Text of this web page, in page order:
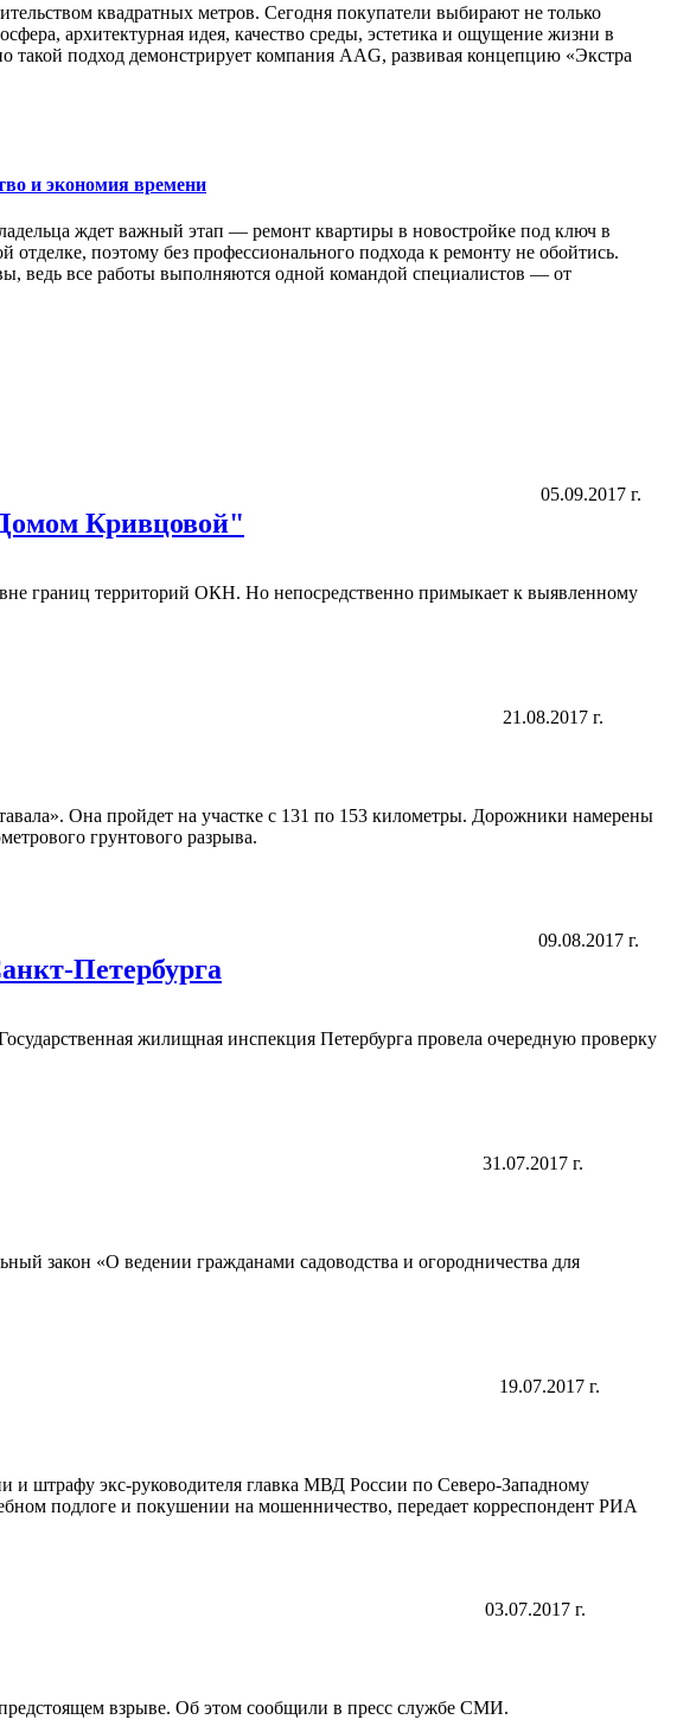
квадратных метров. Сегодня покупатели выбирают не только
архитектурная идея, качество среды, эстетика и ощущение жизни в
такой подход демонстрирует компания AAG, развивая концепцию «Экстра
и экономия времени
ждет важный этап — ремонт квартиры в новостройке под ключ в
поэтому без профессионального подхода к ремонту не обойтись.
ведь все работы выполняются одной командой специалистов — от
Кривцовой"
05.09.2017 г.
границ территорий ОКН. Но непосредственно примыкает к выявленному
21.08.2017 г.
Она пройдет на участке с 131 по 153 километры. Дорожники намерены
грунтового разрыва.
Петербурга
09.08.2017 г.
жилищная инспекция Петербурга провела очередную проверку
31.07.2017 г.
закон «О ведении гражданами садоводства и огородничества для
19.07.2017 г.
и штрафу экс-руководителя главка МВД России по Северо-Западному
подлоге и покушении на мошенничество, передает корреспондент РИА
03.07.2017 г.
взрыве. Об этом сообщили в пресс службе СМИ.